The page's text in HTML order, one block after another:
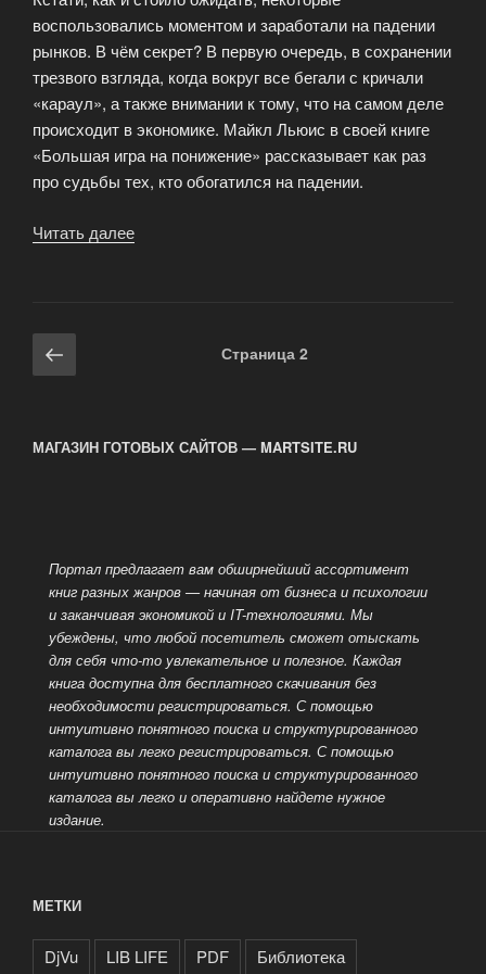
воспользовались моментом и заработали на падении
рынков. В чём секрет? В первую очередь, в сохранении
трезвого взгляда, когда вокруг все бегали с кричали
«караул», а также внимании к тому, что на самом деле
происходит в экономике. Майкл Льюис в своей книге
«Большая игра на понижение» рассказывает как раз
про судьбы тех, кто обогатился на падении.
Читать далее
понижение»»
Навигация
по
Предыдущая
страница
Страница 2
МАГАЗИН ГОТОВЫХ САЙТОВ — MARTSITE.RU
Портал предлагает вам обширнейший ассортимент
книг разных жанров — начиная от бизнеса и психологии
и заканчивая экономикой и IT-технологиями. Мы
убеждены, что любой посетитель сможет отыскать
для себя что-то увлекательное и полезное. Каждая
книга доступна для бесплатного скачивания без
необходимости регистрироваться. С помощью
интуитивно понятного поиска и структурированного
каталога вы легко регистрироваться. С помощью
интуитивно понятного поиска и структурированного
каталога вы легко и оперативно найдете нужное
издание.
МЕТКИ
DjVu LIB LIFE PDF
Библиотека